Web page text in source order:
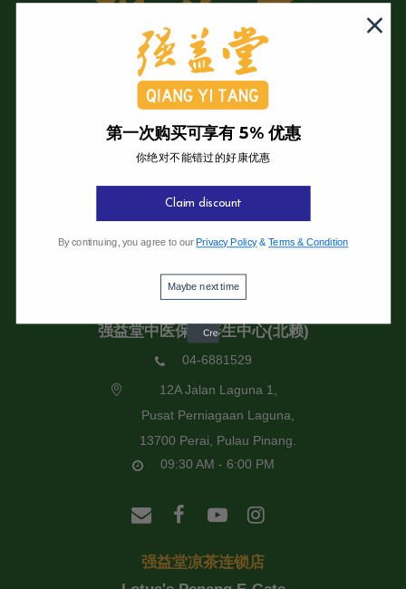
强益堂全息中医诊所
强益堂全息中医诊所(槟岛)
04-2832108
11600 Pulau Pinang.
09:30 AM - 6:00 PM
强益堂中医保健养生中心(北赖)
04-6881529
12A Jalan Laguna 1,
Pusat Perniagaan Laguna,
13700 Perai, Pulau Pinang.
09:30 AM - 6:00 PM
强益堂凉茶连锁店
第一次购买可享有 5% 优惠
你绝对不能错过的好康优惠
Claim discount
By continuing, you agree to our Privacy Policy&Terms & Condition
Maybe next time